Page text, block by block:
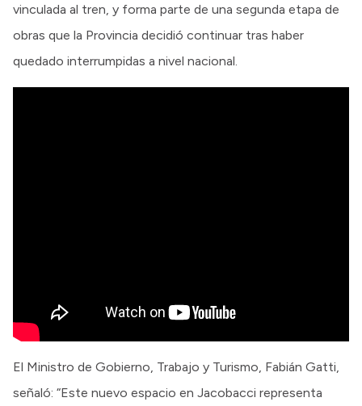
vinculada al tren, y forma parte de una segunda etapa de
obras que la Provincia decidió continuar tras haber
quedado interrumpidas a nivel nacional.
El Ministro de Gobierno, Trabajo y Turismo, Fabián Gatti,
señaló: “Este nuevo espacio en Jacobacci representa